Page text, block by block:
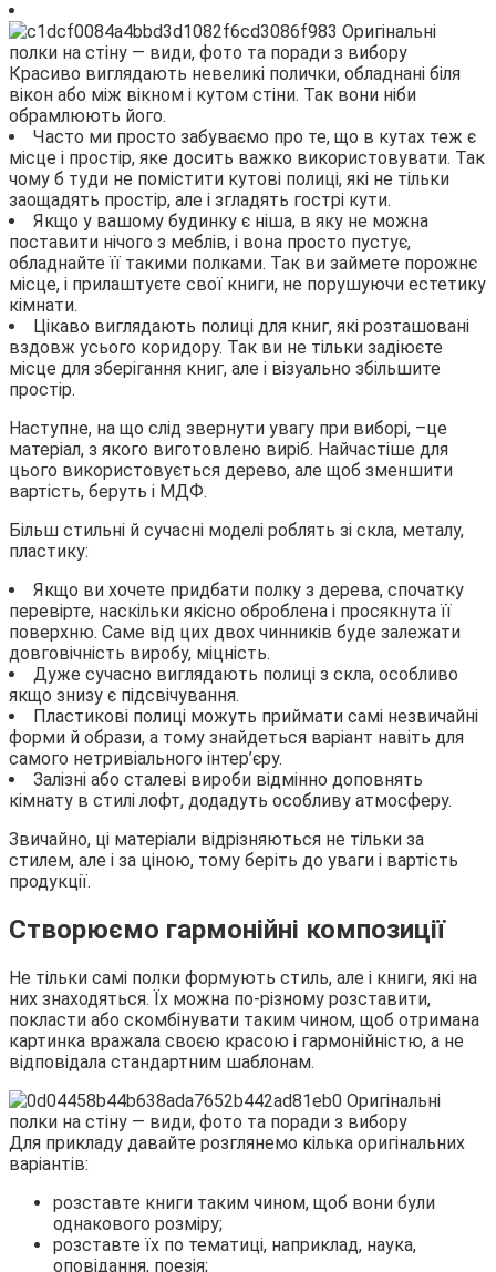
Красиво виглядають невеликі полички, обладнані біля
вікон або між вікном і кутом стіни. Так вони ніби
обрамлюють його.
Часто ми просто забуваємо про те, що в кутах теж є
місце і простір, яке досить важко використовувати. Так
чому б туди не помістити кутові полиці, які не тільки
заощадять простір, але і згладять гострі кути.
Якщо у вашому будинку є ніша, в яку не можна
поставити нічого з меблів, і вона просто пустує,
обладнайте її такими полками. Так ви займете порожнє
місце, і прилаштуєте свої книги, не порушуючи естетику
кімнати.
Цікаво виглядають полиці для книг, які розташовані
вздовж усього коридору. Так ви не тільки задіюєте
місце для зберігання книг, але і візуально збільшите
простір.
Наступне, на що слід звернути увагу при виборі, –це
матеріал, з якого виготовлено виріб. Найчастіше для
цього використовується дерево, але щоб зменшити
вартість, беруть і МДФ.
Більш стильні й сучасні моделі роблять зі скла, металу,
пластику:
Якщо ви хочете придбати полку з дерева, спочатку
перевірте, наскільки якісно оброблена і просякнута її
поверхню. Саме від цих двох чинників буде залежати
довговічність виробу, міцність.
Дуже сучасно виглядають полиці з скла, особливо
якщо знизу є підсвічування.
Пластикові полиці можуть приймати самі незвичайні
форми й образи, а тому знайдеться варіант навіть для
самого нетривіального інтер’єру.
Залізні або сталеві вироби відмінно доповнять
кімнату в стилі лофт, додадуть особливу атмосферу.
Звичайно, ці матеріали відрізняються не тільки за
стилем, але і за ціною, тому беріть до уваги і вартість
продукції.
Створюємо гармонійні композиції
Не тільки самі полки формують стиль, але і книги, які на
них знаходяться. Їх можна по-різному розставити,
покласти або скомбінувати таким чином, щоб отримана
картинка вражала своєю красою і гармонійністю, а не
відповідала стандартним шаблонам.
Для прикладу давайте розглянемо кілька оригінальних
варіантів:
розставте книги таким чином, щоб вони були
однакового розміру;
розставте їх по тематиці, наприклад, наука,
оповідання, поезія;